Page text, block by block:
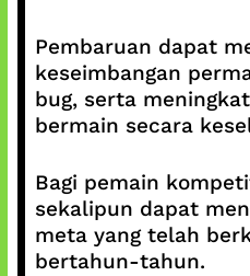
Pembaruan dapat
keseimbangan
bug, serta
bermain secara
Bagi pemain
sekalipun dapat
meta yang telah
bertahun-tahun.